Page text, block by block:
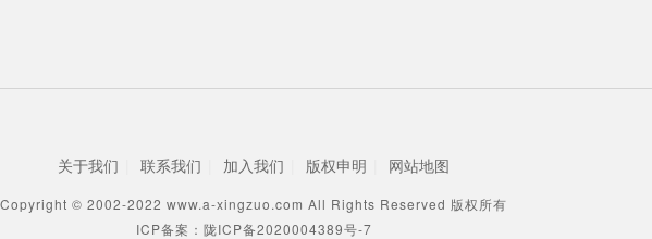
关于我们 联系我们 加入我们 版权申明 网站地图
Copyright © 2002-2022 www.a-xingzuo.com All Rights Reserved 版权所有
ICP备案：陇ICP备2020004389号-7